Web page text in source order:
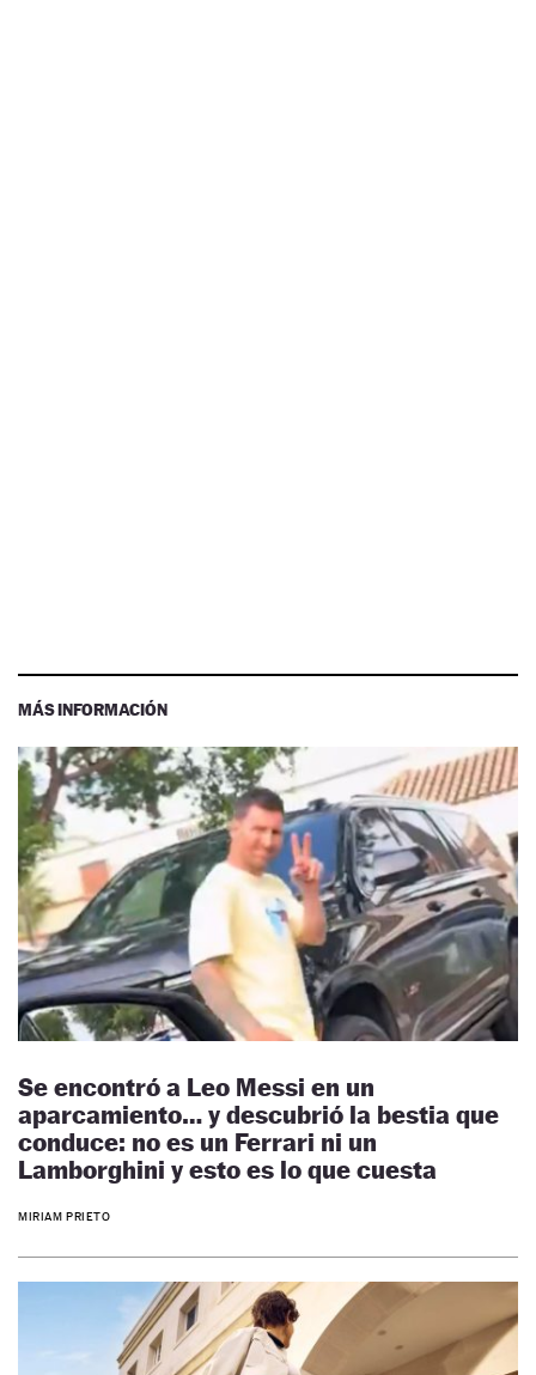
MÁS INFORMACIÓN
Se encontró a Leo Messi en un
aparcamiento… y descubrió la bestia que
conduce: no es un Ferrari ni un
Lamborghini y esto es lo que cuesta
MIRIAM PRIETO